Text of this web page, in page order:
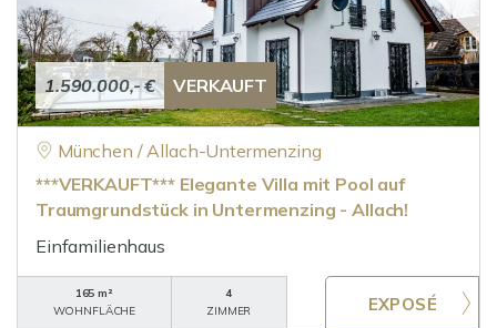
1.590.000,- € VERKAUFT
München / Allach-Untermenzing
***VERKAUFT*** Elegante Villa mit Pool auf
Traumgrundstück in Untermenzing - Allach!
Einfamilienhaus
165 m²
WOHNFLÄCHE
4
ZIMMER